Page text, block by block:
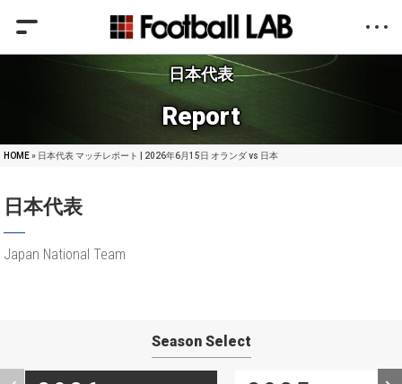
日本代表
Report
HOME» 日本代表 マッチレポート | 2026年6月15日 オランダ vs 日本
日本代表
Japan National Team
Season Select